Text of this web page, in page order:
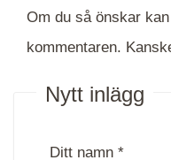
Om du så önskar
kommentaren.
Nytt inlägg
Ditt namn *